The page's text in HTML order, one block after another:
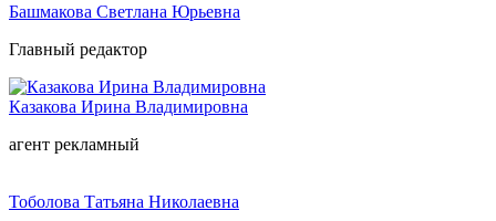
Башмакова Светлана Юрьевна
Главный редактор
Казакова Ирина Владимировна
агент рекламный
Тоболова Татьяна Николаевна